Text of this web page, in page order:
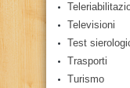
Televisioni
Test
Trasporti
Turismo